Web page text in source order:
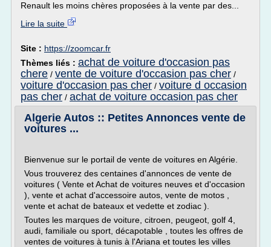
Renault les moins chères proposées à la vente par des...
Lire la suite
Site : https://zoomcar.fr
Thèmes liés : achat de voiture d'occasion pas
chere / vente de voiture d'occasion pas cher /
voiture d'occasion pas cher / voiture d occasion
pas cher / achat de voiture occasion pas cher
Algerie Autos :: Petites Annonces vente de
voitures ...
Bienvenue sur le portail de vente de voitures en Algérie.
Vous trouverez des centaines d'annonces de vente de
voitures ( Vente et Achat de voitures neuves et d'occasion
), vente et achat d'accessoire autos, vente de motos ,
vente et achat de bateaux et vedette et zodiac ).
Toutes les marques de voiture, citroen, peugeot, golf 4,
audi, familiale ou sport, décapotable , toutes les offres de
ventes de voitures à tunis à l'Ariana et toutes les villes